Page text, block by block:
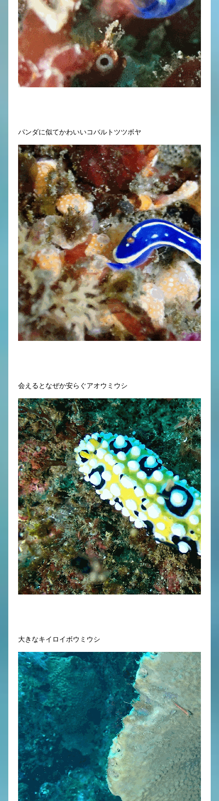
パンダに似てかわいいコバルトツツボヤ
会えるとなぜか安らぐアオウミウシ
大きなキイロイボウミウシ